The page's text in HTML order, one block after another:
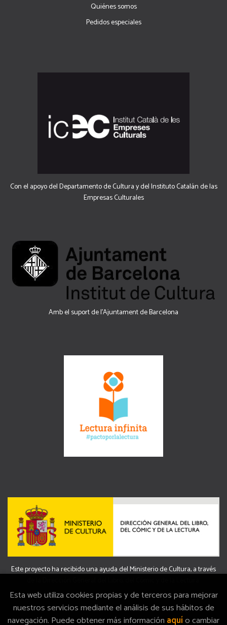
Quiénes somos
Pedidos especiales
Con el apoyo del Departamento de Cultura y del Instituto Catalán de las
Empresas Culturales
Amb el suport de l’Ajuntament de Barcelona
Este proyecto ha recibido una ayuda del Ministerio de Cultura, a través
Esta web utiliza cookies propias y de terceros para mejorar
nuestros servicios mediante el análisis de sus hábitos de
navegación. Puede obtener más información aquío cambiar